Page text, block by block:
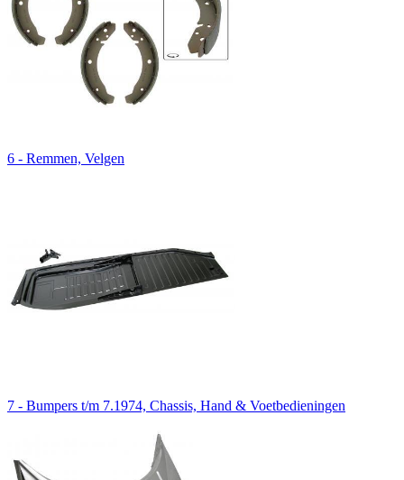
6 - Remmen, Velgen
7 - Bumpers t/m 7.1974, Chassis, Hand & Voetbedieningen